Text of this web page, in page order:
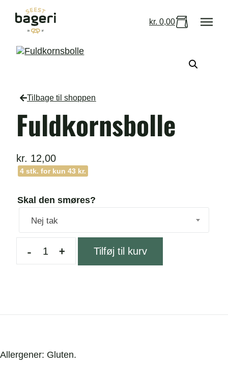
kr. 0,00
Tilbage til shoppen
Fuldkornsbolle
kr. 12,00
4 stk. for kun 43 kr.
Skal den smøres?
Nej tak
- + Tilføj til kurv
Allergener: Gluten.